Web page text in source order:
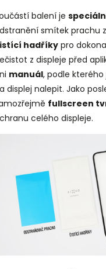
balení je
smítek prachu
hadříkypro
z displeje před
manuál, podle
displej nalepit. Jako
fullscreen
celého displeje.